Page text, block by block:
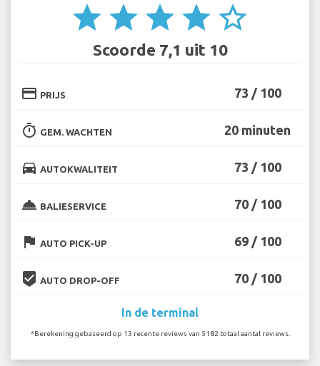
star star star star star_border
Scoorde 7,1 uit 10
credit_card PRIJS 73 / 100
timer GEM. WACHTEN 20 minuten
directions_car AUTOKWALITEIT 73 / 100
room_service BALIESERVICE 70 / 100
flag AUTO PICK-UP 69 / 100
beenhere AUTO DROP-OFF 70 / 100
In de terminal
*Berekening gebaseerd op 13 recente reviews van 5182 totaal aantal reviews.